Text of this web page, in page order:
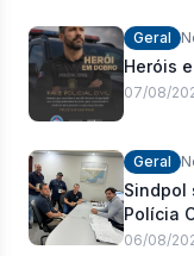
Geral
Heróis
07/08/
Geral
Sindpol
Polícia
06/08/